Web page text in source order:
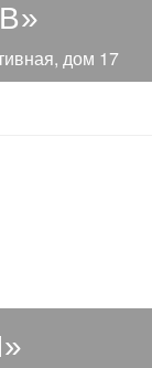
дом 17